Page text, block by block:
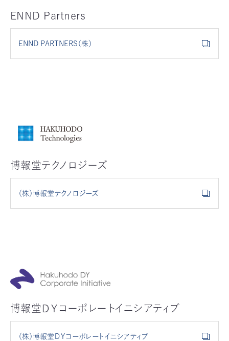
ENND Partners
ENND PARTNERS（株）
博報堂テクノロジーズ
（株）博報堂テクノロジーズ
博報堂ＤＹコーポレートイニシアティブ
（株）博報堂ＤＹコーポレートイニシアティブ